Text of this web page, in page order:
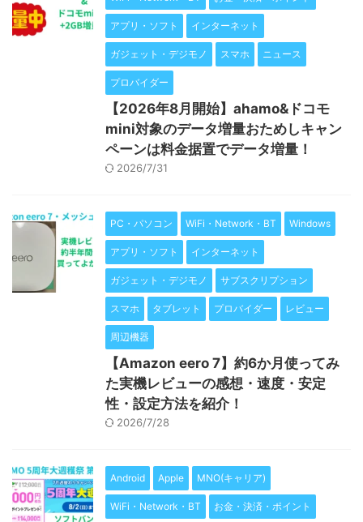
アプリ・ソフト インターネット
ガジェット・デジモノ スマホ ニュース
プロバイダー
【2026年8月開始】ahamo&ドコモ
mini対象のデータ増量おためしキャン
ペーンは料金据置でデータ増量！
2026/7/31
PC・パソコン WiFi・Network・BT Windows
アプリ・ソフト インターネット
ガジェット・デジモノ サブスクリプション
スマホ タブレット プロバイダー レビュー
周辺機器
【Amazon eero 7】約6か月使ってみ
た実機レビューの感想・速度・安定
性・設定方法を紹介！
2026/7/28
Android Apple MNO(キャリア)
WiFi・Network・BT お金・決済・ポイント